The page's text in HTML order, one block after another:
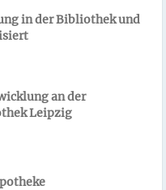
in der Bibliothek und
an der
Leipzig